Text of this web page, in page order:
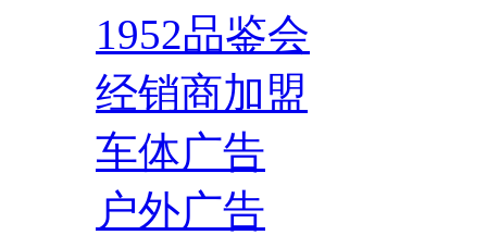
1952品鉴会
经销商加盟
车体广告
户外广告